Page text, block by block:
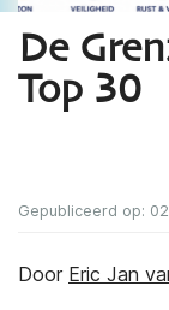
De
Top 30
Gepubliceerd op:
Door Eric Jan